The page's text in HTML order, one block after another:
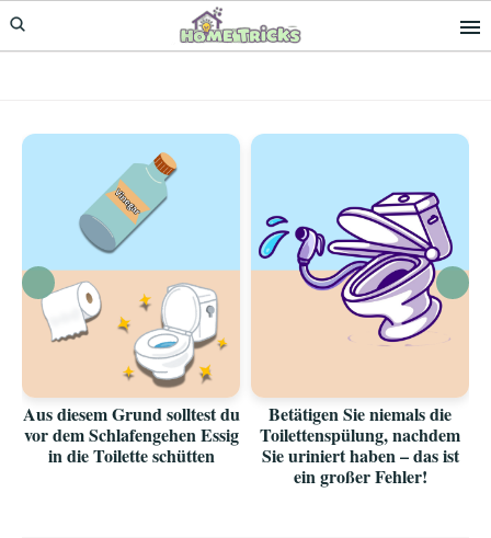
Skip
to
Skip
to
Aus diesem Grund solltest du
vor dem Schlafengehen Essig
in die Toilette schütten
Betätigen Sie niemals die
Toilettenspülung, nachdem
Sie uriniert haben – das ist
ein großer Fehler!